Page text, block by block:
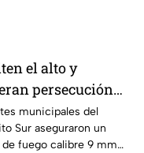
el alto y
persecución
Juárez; tres
de edad
municipales del
Sur aseguraron un
de fuego calibre 9 mm